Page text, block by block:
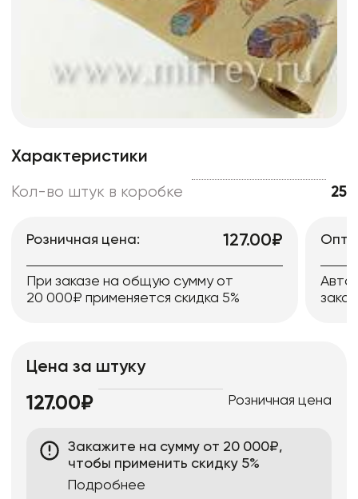
Характеристики
Кол-во штук в коробке 25
Розничная цена: 127.00₽
При заказе на общую сумму от
20 000₽ применяется скидка 5%
Цена за штуку
127.00₽ Розничная цена
Закажите на сумму от 20 000₽,
чтобы применить скидку 5%
Подробнее